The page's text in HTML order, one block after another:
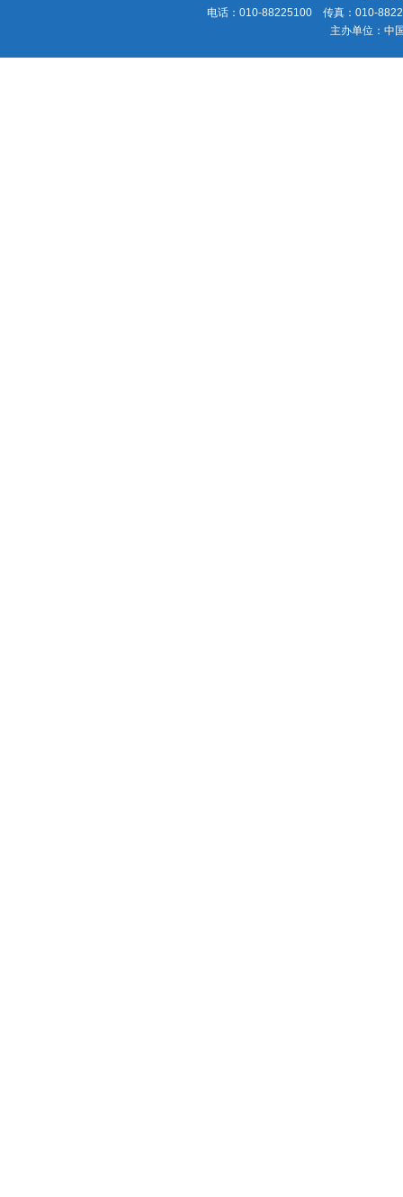
电话：010-88225100 传真：010-
主办单位：中